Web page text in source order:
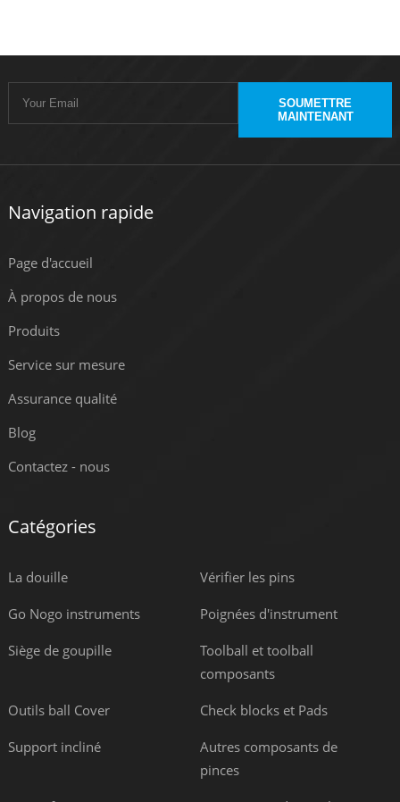
SOUMETTRE
MAINTENANT
Navigation rapide
Page d'accueil
À propos de nous
Produits
Service sur mesure
Assurance qualité
Blog
Contactez - nous
Catégories
La douille Vérifier les pins
Go Nogo instruments Poignées d'instrument
Siège de goupille
Toolball et toolball
composants
Outils ball Cover Check blocks et Pads
Support incliné
Autres composants de
pinces